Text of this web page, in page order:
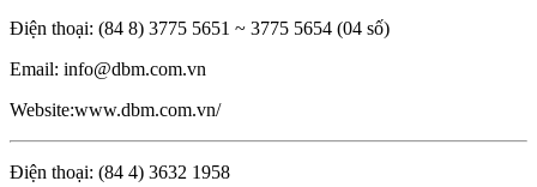
Điện thoại: (84 8) 3775 5651 ~ 3775 5654 (04 số)
Email: info@dbm.com.vn
Website:www.dbm.com.vn/
Điện thoại: (84 4) 3632 1958